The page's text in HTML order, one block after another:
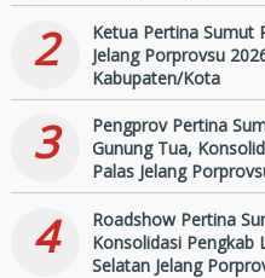
2
Ketua Pertina Sumut
Jelang Porprovsu
Kabupaten/Kota
3
Pengprov Pertina
Gunung Tua,
Palas Jelang
4
Roadshow Pertina
Konsolidasi Pengkab
Selatan Jelang